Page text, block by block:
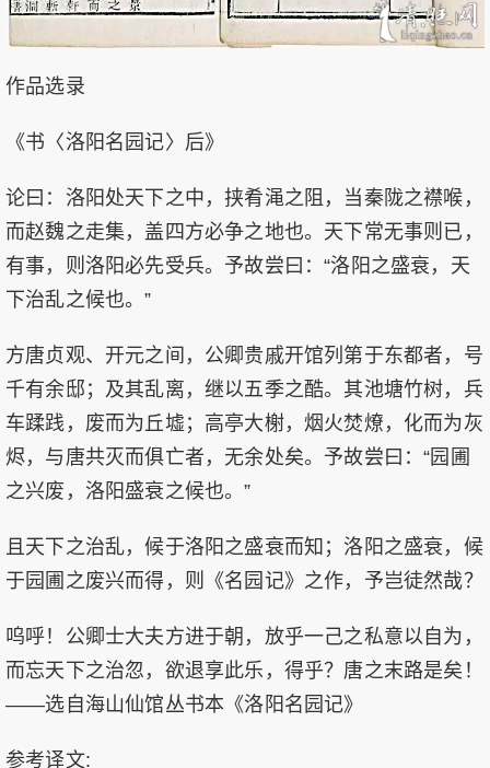
作品选录
《书〈洛阳名园记〉后》
论曰：洛阳处天下之中，挟肴渑之阻，当秦陇之襟喉，
而赵魏之走集，盖四方必争之地也。天下常无事则已，
有事，则洛阳必先受兵。予故尝曰：“洛阳之盛衰，天
下治乱之候也。”
方唐贞观、开元之间，公卿贵戚开馆列第于东都者，号
千有余邸；及其乱离，继以五季之酷。其池塘竹树，兵
车蹂践，废而为丘墟；高亭大榭，烟火焚燎，化而为灰
烬，与唐共灭而俱亡者，无余处矣。予故尝曰：“园圃
之兴废，洛阳盛衰之候也。”
且天下之治乱，候于洛阳之盛衰而知；洛阳之盛衰，候
于园圃之废兴而得，则《名园记》之作，予岂徒然哉？
呜呼！公卿士大夫方进于朝，放乎一己之私意以自为，
而忘天下之治忽，欲退享此乐，得乎？唐之末路是矣！
——选自海山仙馆丛书本《洛阳名园记》
参考译文: